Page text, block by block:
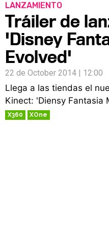
LANZAMIENTO
Tráiler de
'Disney
Evolved'
22 de October 2014 | 12:00
Llega a las tiendas el
Kinect: 'Diensy Fantasia
X360 XOne